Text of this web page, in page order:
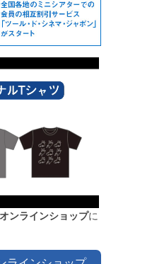
オンラインショップに